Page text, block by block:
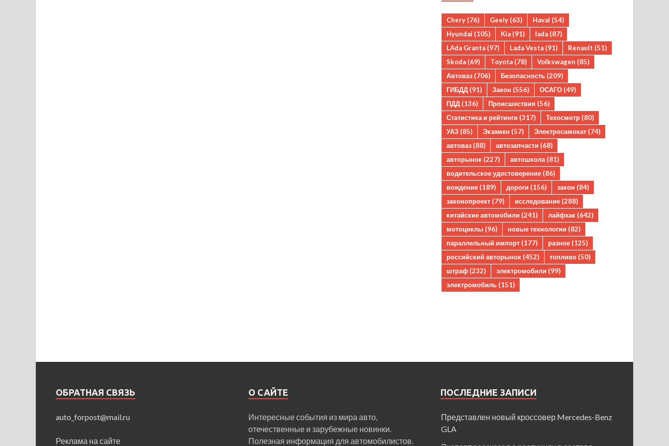
Chery (76) Geely (63) Haval (54)
Hyundai (105) Kia (91) lada (87)
LAda Granta (97) Lada Vesta (91) Renault (51)
Skoda (69) Toyota (78) Volkswagen (85)
Автоваз (706) Безопасность (209)
ГИБДД (91) Закон (556) ОСАГО (49)
ПДД (136) Происшествия (56)
Статистика и рейтинги (317) Техосмотр (80)
УАЗ (85) Экзамен (57) Электросамокат (74)
автоваз (88) автозапчасти (68)
авторынок (227) автошкола (81)
водительское удостоверение (86)
вождение (189) дороги (156) закон (84)
законопроект (79) исследование (288)
китайские автомобили (241) лайфхак (642)
мотоциклы (96) новые технологии (82)
параллельный импорт (177) разное (125)
российский авторынок (452) топливо (50)
штраф (232) электромобили (99)
электромобиль (151)
ОБРАТНАЯ СВЯЗЬ
auto_forpost@mail.ru
Реклама на сайте
О САЙТЕ
Интересные события из мира авто,
отечественные и зарубежные новинки.
Полезная информация для автомобилистов.
ПОСЛЕДНИЕ ЗАПИСИ
Представлен новый кроссовер Mercedes-Benz
GLA